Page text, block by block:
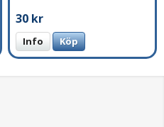
30 kr
Info Köp